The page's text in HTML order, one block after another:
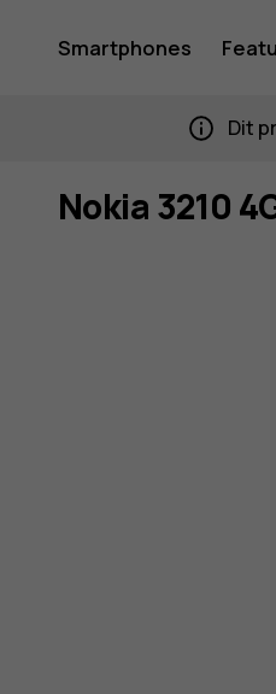
Smartphones
Dit
Nokia 3210